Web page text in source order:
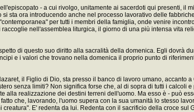
- a cui rivolgo, unitamente ai sacerdoti qui presenti,
si sta ora introducendo anche nel processo lavorativo delle
per tutti i membri della famiglia, onde venire
nell'assemblea liturgica, il giorno di una più intensa vita
di questo suo diritto alla sacralità della domenica. Egli dovrà
e i valori che trovano nella domenica il proprio punto di
il Figlio di Dio, sta presso il banco di lavoro umano,
senza limiti? Non significa forse che, al di sopra di tutti i
alla realizzazione dei destini terreni dell'uomo. Ma esso è - può
che, lavorando, l'uomo supera con la sua umanità lo stesso
creatura". E' redenta da lui. Redenta con il sacrificio della croce